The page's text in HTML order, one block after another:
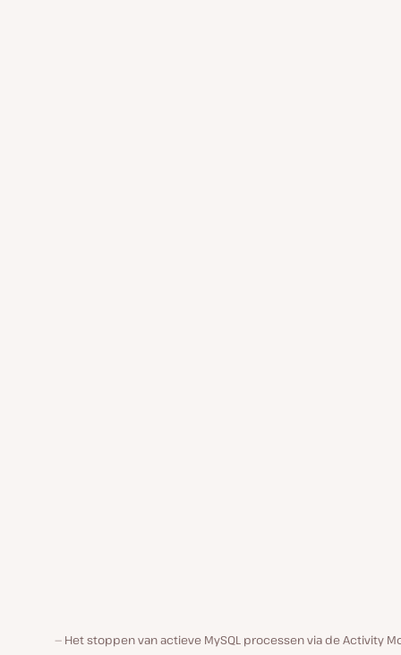
Het stoppen van actieve MySQL processen via de Activity